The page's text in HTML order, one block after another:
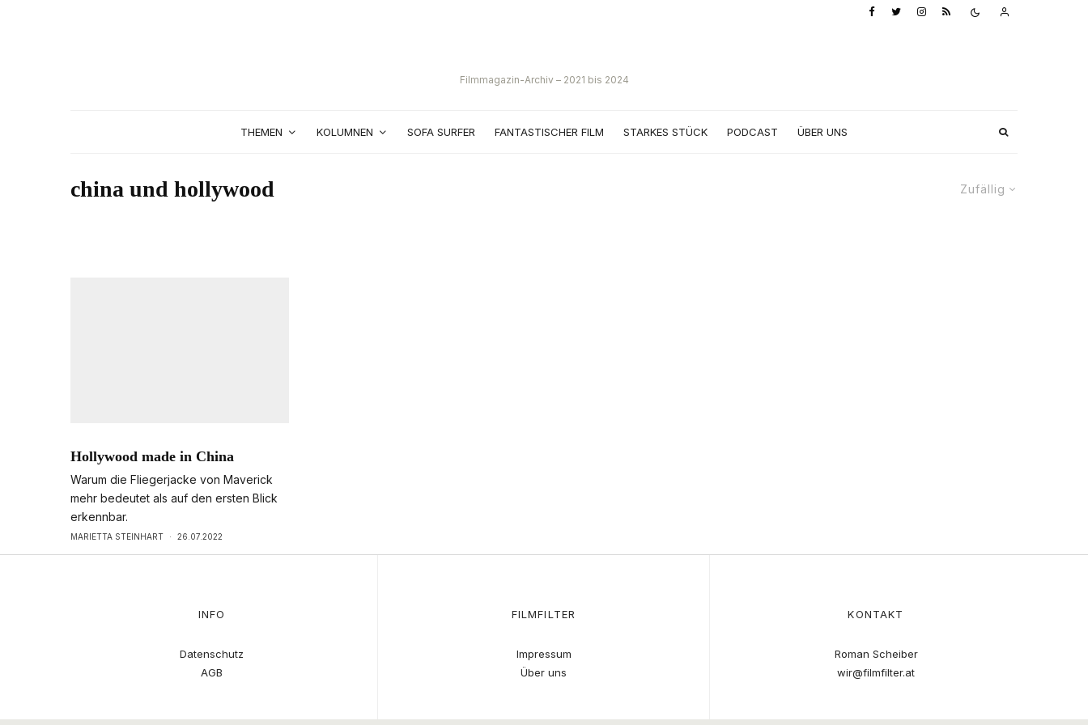
Filmmagazin-Archiv – 2021 bis 2024
THEMEN KOLUMNEN SOFA SURFER FANTASTISCHER FILM STARKES STÜCK PODCAST ÜBER UNS
Zufällig
china und hollywood
Hollywood made in China
Warum die Fliegerjacke von Maverick
mehr bedeutet als auf den ersten Blick
erkennbar.
MARIETTA STEINHART · 26.07.2022
INFO
Datenschutz
AGB
FILMFILTER
Impressum
Über uns
KONTAKT
Roman Scheiber
wir@filmfilter.at